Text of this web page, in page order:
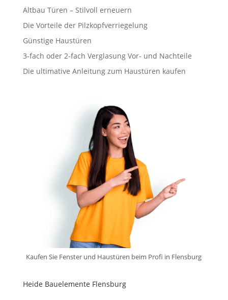
Altbau Türen – Stilvoll erneuern
Die Vorteile der Pilzkopfverriegelung
Günstige Haustüren
3-fach oder 2-fach Verglasung Vor- und Nachteile
Die ultimative Anleitung zum Haustüren kaufen
Kaufen Sie Fenster und Haustüren beim Profi in Flensburg
Heide Bauelemente Flensburg